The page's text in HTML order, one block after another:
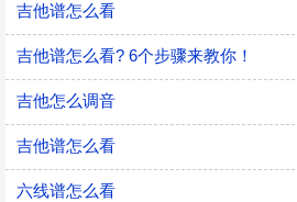
吉他谱怎么看
吉他谱怎么看? 6个步骤来教你！
吉他怎么调音
吉他谱怎么看
六线谱怎么看